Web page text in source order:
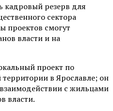
кадровый резерв для
сектора
проектов смогут
власти и на
проект по
территории в Ярославле; он
с жильцами
власти.